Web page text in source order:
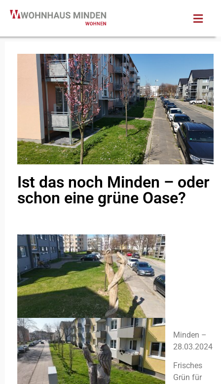
Ist das noch Minden – oder
schon eine grüne Oase?
Minden –
28.03.2024
Frisches
Grün für